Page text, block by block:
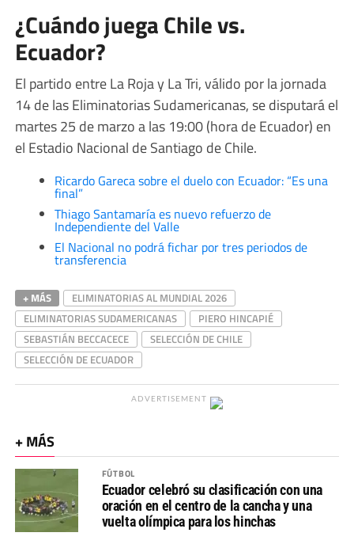
¿Cuándo juega Chile vs.
Ecuador?
El partido entre La Roja y La Tri, válido por la jornada
14 de las Eliminatorias Sudamericanas, se disputará el
martes 25 de marzo a las 19:00 (hora de Ecuador) en
el Estadio Nacional de Santiago de Chile.
Ricardo Gareca sobre el duelo con Ecuador: “Es una
final”
Thiago Santamaría es nuevo refuerzo de
Independiente del Valle
El Nacional no podrá fichar por tres periodos de
transferencia
+ MÁS
ELIMINATORIAS AL MUNDIAL 2026
ELIMINATORIAS SUDAMERICANAS
PIERO HINCAPIÉ
SEBASTIÁN BECCACECE
SELECCIÓN DE CHILE
SELECCIÓN DE ECUADOR
ADVERTISEMENT
+ MÁS
FÚTBOL
Ecuador celebró su clasificación con una
oración en el centro de la cancha y una
vuelta olímpica para los hinchas